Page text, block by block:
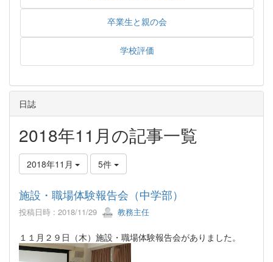
卒業生と親の会
学校評価
日誌
2018年11月の記事一覧
2018年11月 5件
施設・職場体験報告会（中学部）
投稿日時 : 2018/11/29 教務主任
１１月２９日（木）施設・職場体験報告会がありました。